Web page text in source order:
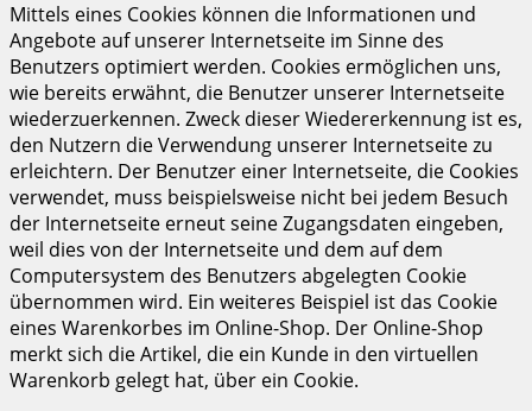
Mittels eines Cookies können die Informationen und
Angebote auf unserer Internetseite im Sinne des
Benutzers optimiert werden. Cookies ermöglichen uns,
wie bereits erwähnt, die Benutzer unserer Internetseite
wiederzuerkennen. Zweck dieser Wiedererkennung ist es,
den Nutzern die Verwendung unserer Internetseite zu
erleichtern. Der Benutzer einer Internetseite, die Cookies
verwendet, muss beispielsweise nicht bei jedem Besuch
der Internetseite erneut seine Zugangsdaten eingeben,
weil dies von der Internetseite und dem auf dem
Computersystem des Benutzers abgelegten Cookie
übernommen wird. Ein weiteres Beispiel ist das Cookie
eines Warenkorbes im Online-Shop. Der Online-Shop
merkt sich die Artikel, die ein Kunde in den virtuellen
Warenkorb gelegt hat, über ein Cookie.